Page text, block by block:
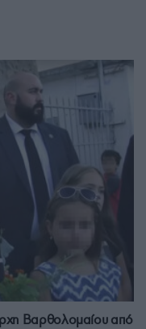
Βαρθολομαίου από